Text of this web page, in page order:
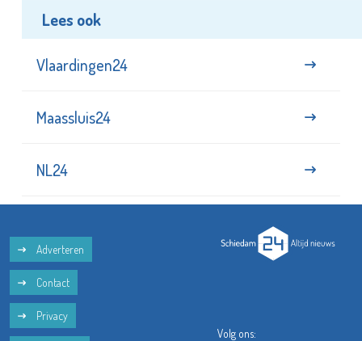
Lees ook
Vlaardingen24
Maassluis24
NL24
Adverteren
Contact
Privacy
Volg ons: